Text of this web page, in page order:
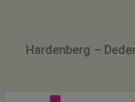
Hardenberg –